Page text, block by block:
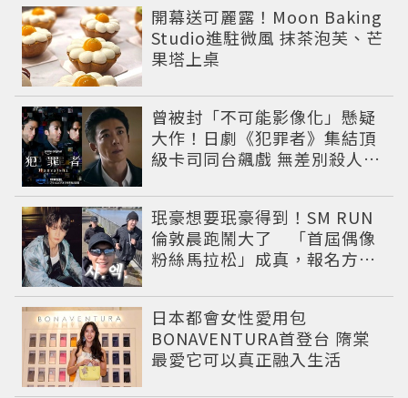
開幕送可麗露！Moon Baking
Studio進駐微風 抹茶泡芙、芒
果塔上桌
曾被封「不可能影像化」懸疑
大作！日劇《犯罪者》集結頂
級卡司同台飆戲 無差別殺人案
珉豪想要珉豪得到！SM RUN
倫敦晨跑鬧大了 「首屆偶像
粉絲馬拉松」成真，報名方式
日本都會女性愛用包
BONAVENTURA首登台 隋棠
最愛它可以真正融入生活